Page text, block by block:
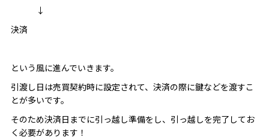
↓
決済
という風に進んでいきます。
引渡し日は売買契約時に設定されて、決済の際に鍵などを渡すこ
とが多いです。
そのため決済日までに引っ越し準備をし、引っ越しを完了してお
く必要があります！